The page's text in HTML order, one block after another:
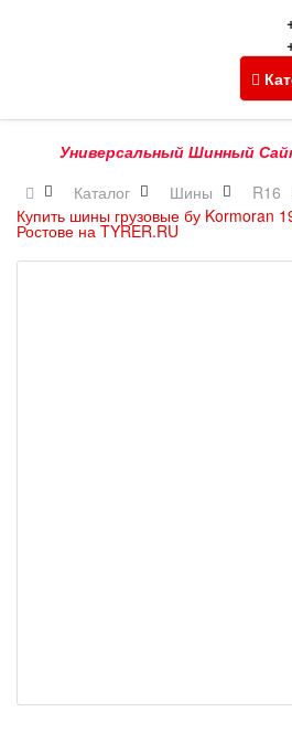
Универсальный Шинный Сайт
Каталог
Шины R16
Купить шины грузовые бу Kormoran
Ростове на TYRER.RU